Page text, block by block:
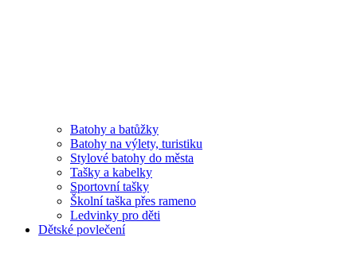
Batohy a batůžky
Batohy na výlety, turistiku
Stylové batohy do města
Tašky a kabelky
Sportovní tašky
Školní taška přes rameno
Ledvinky pro děti
Dětské povlečení